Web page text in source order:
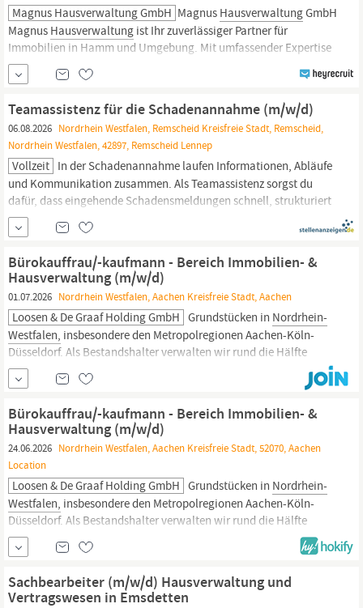
Magnus Hausverwaltung GmbH Magnus HausverwaltungGmbH
Magnus Hausverwaltung ist Ihr zuverlässiger Partner für
Immobilien in Hamm und Umgebung. Mit umfassender Expertise
in Verwaltung, Vermietung, Finanzplanung und
Gebäudemanagement bieten wir langjährige Erfahrung und ein
hochkompetentes Team, das sich leidenschaftlich für Ihre
Belange einsetzt.
Teamassistenz für die Schadenannahme (m/w/d)
06.08.2026 Nordrhein Westfalen, Remscheid Kreisfreie Stadt, Remscheid,
Nordrhein Westfalen, 42897, Remscheid Lennep
Vollzeit In der Schadenannahme laufen Informationen, Abläufe
und Kommunikation zusammen. Als Teamassistenz sorgst du
dafür, dass eingehende Schadensmeldungen schnell, strukturiert
und zuverlässig aufgenommen und weitergeleitet werden. Du bist
die erste Anlaufstelle für Kunden und stehst im Austausch mit
Projektleitungen, Versicherungen,
Bürokauffrau/-kaufmann - Bereich Immobilien- &
Hausverwaltung (m/w/d)
01.07.2026 Nordrhein Westfalen, Aachen Kreisfreie Stadt, Aachen
Loosen & De Graaf Holding GmbH Grundstücken in Nordrhein-
Westfalen, insbesondere den Metropolregionen Aachen-Köln-
Düsseldorf. Als Bestandshalter verwalten wir rund die Hälfte
unserer etwa 1.800 Einheiten selbst und entwickeln sie über ihren
gesamten Lebenszyklus – wir optimieren nicht die Zeit pro
Immobilie, sondern die Immobilie selbst. Gerade bauen wir
unsereHausverwaltungmit KI und...
Bürokauffrau/-kaufmann - Bereich Immobilien- &
Hausverwaltung (m/w/d)
24.06.2026 Nordrhein Westfalen, Aachen Kreisfreie Stadt, 52070, Aachen
Location
Loosen & De Graaf Holding GmbH Grundstücken in Nordrhein-
Westfalen, insbesondere den Metropolregionen Aachen-Köln-
Düsseldorf. Als Bestandshalter verwalten wir rund die Hälfte
unserer etwa 1.800 Einheiten selbst und entwickeln sie über ihren
gesamten Lebenszyklus – wir optimieren nicht die Zeit pro
Immobilie, sondern die Immobilie selbst. Gerade bauen wir
unsereHausverwaltungmit KI und...
Sachbearbeiter (m/w/d) Hausverwaltung und
Vertragswesen in Emsdetten